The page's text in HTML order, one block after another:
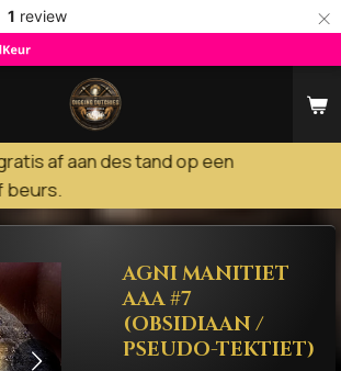
1 review ×
af aan des tand op een
beurs.
AGNI MANITIET
AAA #7
(OBSIDIAAN /
PSEUDO-TEKTIET)